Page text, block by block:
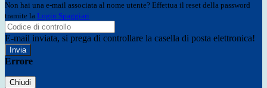
Non hai una e-mail associata al nome utente? Effettua il reset della password
tramite la Login Spaggiari
E-mail inviata, si prega di controllare la casella di posta elettronica!
Errore
Chiudi